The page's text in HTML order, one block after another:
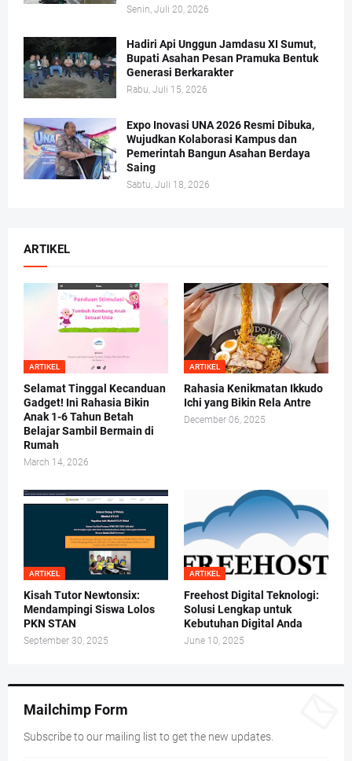
Senin, Juli 20, 2026
Hadiri Api Unggun Jamdasu XI Sumut,
Bupati Asahan Pesan Pramuka Bentuk
Generasi Berkarakter
Rabu, Juli 15, 2026
Expo Inovasi UNA 2026 Resmi Dibuka,
Wujudkan Kolaborasi Kampus dan
Pemerintah Bangun Asahan Berdaya
Saing
Sabtu, Juli 18, 2026
ARTIKEL
ARTIKEL
Selamat Tinggal Kecanduan
Gadget! Ini Rahasia Bikin
Anak 1-6 Tahun Betah
Belajar Sambil Bermain di
Rumah
March 14, 2026
ARTIKEL
Rahasia Kenikmatan Ikkudo
Ichi yang Bikin Rela Antre
December 06, 2025
ARTIKEL
Kisah Tutor Newtonsix:
Mendampingi Siswa Lolos
PKN STAN
September 30, 2025
ARTIKEL
Freehost Digital Teknologi:
Solusi Lengkap untuk
Kebutuhan Digital Anda
June 10, 2025
Mailchimp Form
Subscribe to our mailing list to get the new updates.